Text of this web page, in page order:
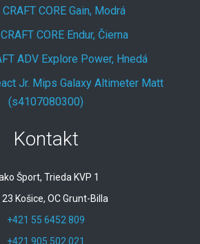
CRAFT CORE Gain, Modrá
CRAFT CORE Endur, Čierna
ADV Explore Power, Hnedá
Jr. Mips Galaxy Altimeter Matt
(s4107080300)
Kontakt
Šport, Trieda KVP 1
Košice, OC Grunt-Billa
+421 55 6452 809
+421 905 502 021